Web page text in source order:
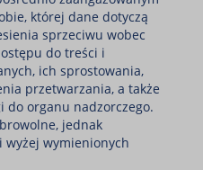
której dane dotyczą
sprzeciwu wobec
do treści i
ich sprostowania,
przetwarzania, a także
do organu nadzorczego.
jednak
wymienionych